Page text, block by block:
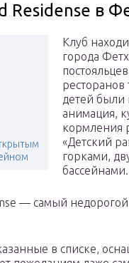
Residense в
Клуб
города
ресторанов
детей были
анимация,
кормления
«Детский
горками,
бассейнами.
— самый
в списке,